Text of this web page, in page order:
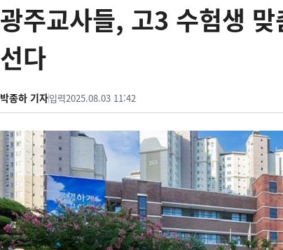
광주교사들, 고3 수험생
선다
박종하 기자입력2025.08.03 11:42